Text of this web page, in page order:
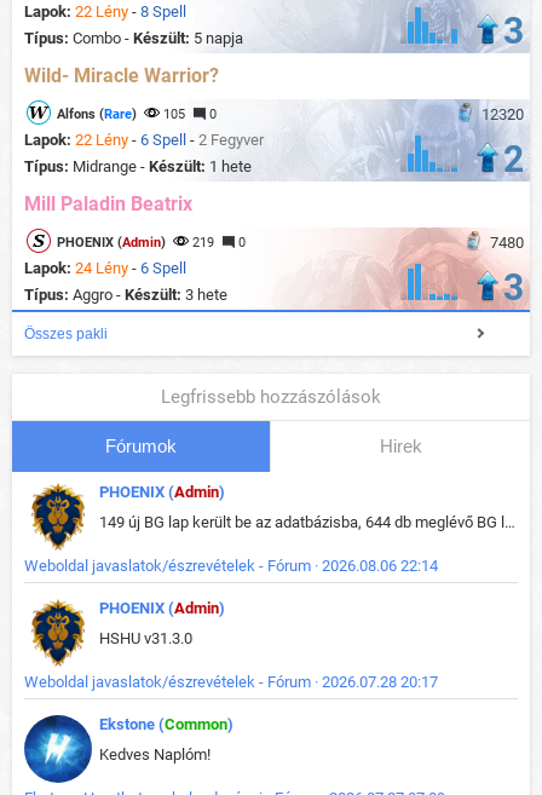
Lapok: 22 Lény - 8 Spell
Típus: Combo - Készült: 5 napja 3
Wild- Miracle Warrior?
12320
Alfons (Rare) 105 0
Lapok: 22 Lény - 6 Spell - 2 Fegyver
Típus: Midrange - Készült: 1 hete 2
Mill Paladin Beatrix
7480
PHOENIX (Admin) 219 0
Lapok: 24 Lény - 6 Spell
Típus: Aggro - Készült: 3 hete 3
Összes pakli
Legfrissebb hozzászólások
Fórumok Hirek
PHOENIX (Admin)
149 új BG lap került be az adatbázisba, 644 db meglévő BG lap módosult, bekerültek az új képek a megváltozott lapokhoz is.
Weboldal javaslatok/észrevételek - Fórum · 2026.08.06 22:14
PHOENIX (Admin)
HSHU v31.3.0
Weboldal javaslatok/észrevételek - Fórum · 2026.07.28 20:17
Ekstone (Common)
Kedves Naplóm!